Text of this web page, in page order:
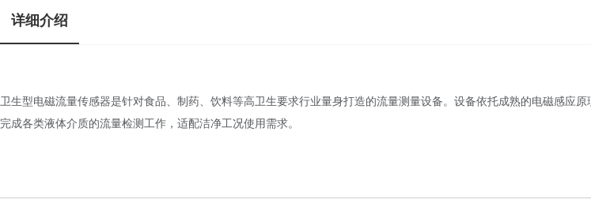
详细介绍
卫生型电磁流量传感器是针对食品、制药、饮料等高卫生要求行业量身打造的流量测量设备。设备依托成熟的电磁感应
完成各类液体介质的流量检测工作，适配洁净工况使用需求。